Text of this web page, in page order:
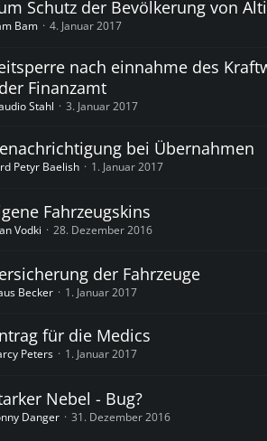
Schutz der Bevölkerung von
Bam 4. Januar 2017
nach einnahme des
Finanzamt
Stahl 3. Januar 2017
bei Übernahmen
Petyr Baelish 1. Januar 2017
Fahrzeugskins
Vodki 28. Dezember 2016
der Fahrzeuge
Becker 1. Januar 2017
für die Medics
Peters 1. Januar 2017
Nebel - Bug?
Danger 31. Dezember 2016